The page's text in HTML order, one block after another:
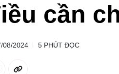
cần
08/2024 5 PHÚT ĐỌC